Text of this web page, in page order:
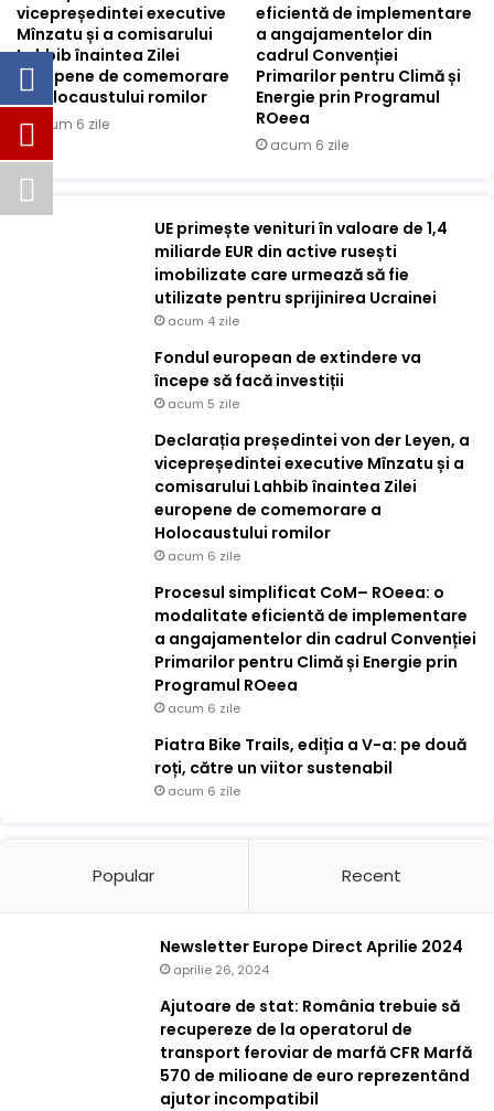
vicepreședintei executive
Mînzatu și a comisarului
Lahbib înaintea Zilei
europene de comemorare
a Holocaustului romilor
acum 6 zile
eficientă de implementare
a angajamentelor din
cadrul Convenției
Primarilor pentru Climă și
Energie prin Programul
ROeea
acum 6 zile
UE primește venituri în valoare de 1,4
miliarde EUR din active rusești
imobilizate care urmează să fie
utilizate pentru sprijinirea Ucrainei
acum 4 zile
Fondul european de extindere va
începe să facă investiții
acum 5 zile
Declarația președintei von der Leyen, a
vicepreședintei executive Mînzatu și a
comisarului Lahbib înaintea Zilei
europene de comemorare a
Holocaustului romilor
acum 6 zile
Procesul simplificat CoM– ROeea: o
modalitate eficientă de implementare
a angajamentelor din cadrul Convenției
Primarilor pentru Climă și Energie prin
Programul ROeea
acum 6 zile
Piatra Bike Trails, ediția a V-a: pe două
roți, către un viitor sustenabil
acum 6 zile
Popular Recent
Newsletter Europe Direct Aprilie 2024
aprilie 26, 2024
Ajutoare de stat: România trebuie să
recupereze de la operatorul de
transport feroviar de marfă CFR Marfă
570 de milioane de euro reprezentând
ajutor incompatibil